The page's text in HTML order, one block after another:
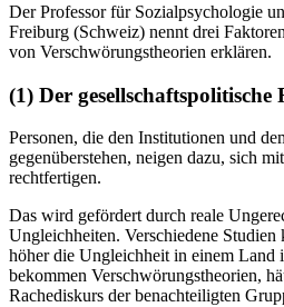
Der Professor für Sozialpsychologie
Freiburg (Schweiz) nennt drei
von Verschwörungstheorien erklären.
(1) Der gesellschaftspolitische
Personen, die den Institutionen und
gegenüberstehen, neigen dazu, sich
rechtfertigen.
Das wird gefördert durch reale
Ungleichheiten. Verschiedene Studien
höher die Ungleichheit in einem Land
bekommen Verschwörungstheorien,
Rachediskurs der benachteiligten